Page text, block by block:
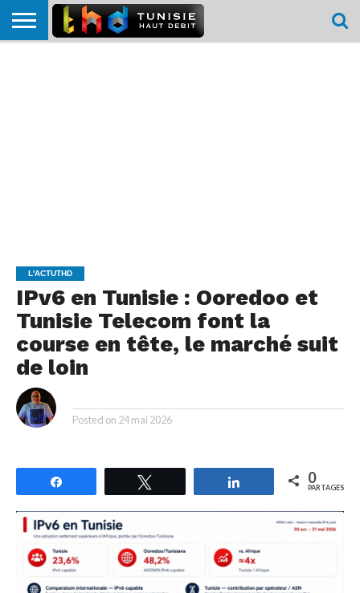
L'ACTUTHD
IPv6 en Tunisie : Ooredoo et
Tunisie Telecom font la
course en tête, le marché suit
de loin
Posted on 24 mai 2026
Partagez 0
PARTAGES